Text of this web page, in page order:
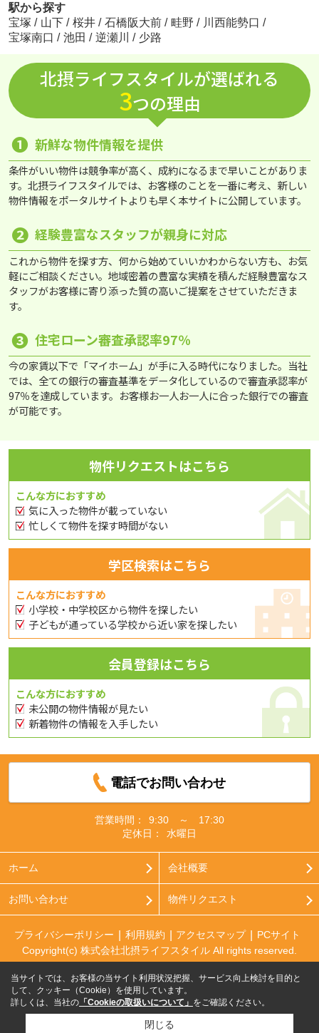
駅から探す
宝塚 / 山下 / 桜井 / 石橋阪大前 / 畦野 / 川西能勢口 /
宝塚南口 / 池田 / 逆瀬川 / 少路
北摂ライフスタイルが選ばれる
3つの理由
❶ 新鮮な物件情報を提供
条件がいい物件は競争率が高く、成約になるまで早いことがありま
す。北摂ライフスタイルでは、お客様のことを一番に考え、新しい
物件情報をポータルサイトよりも早く本サイトに公開しています。
❷ 経験豊富なスタッフが親身に対応
これから物件を探す方、何から始めていいかわからない方も、お気
軽にご相談ください。地域密着の豊富な実績を積んだ経験豊富なス
タッフがお客様に寄り添った質の高いご提案をさせていただきま
す。
❸ 住宅ローン審査承認率97％
今の家賃以下で「マイホーム」が手に入る時代になりました。当社
では、全ての銀行の審査基準をデータ化しているので審査承認率が
97％を達成しています。お客様お一人お一人に合った銀行での審査
が可能です。
物件リクエストはこちら
こんな方におすすめ
気に入った物件が載っていない
忙しくて物件を探す時間がない
学区検索はこちら
こんな方におすすめ
小学校・中学校区から物件を探したい
子どもが通っている学校から近い家を探したい
会員登録はこちら
こんな方におすすめ
未公開の物件情報が見たい
新着物件の情報を入手したい
電話でお問い合わせ
営業時間：
9:30 ～ 17:30
定休日：
水曜日
ホーム 会社概要
お問い合わせ 物件リクエスト
プライバシーポリシー 利用規約 アクセスマップ
PCサイト
Copyright(c) 株式会社北摂ライフスタイル All rights reserved.
当サイトでは、お客様の当サイト利用状況把握、サービス向上検討を目的と
して、クッキー（Cookie）を使用しています。
詳しくは、当社の 「Cookieの取扱いについて」 をご確認ください。
閉じる